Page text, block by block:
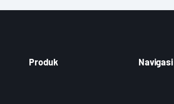
Produk Navigasi